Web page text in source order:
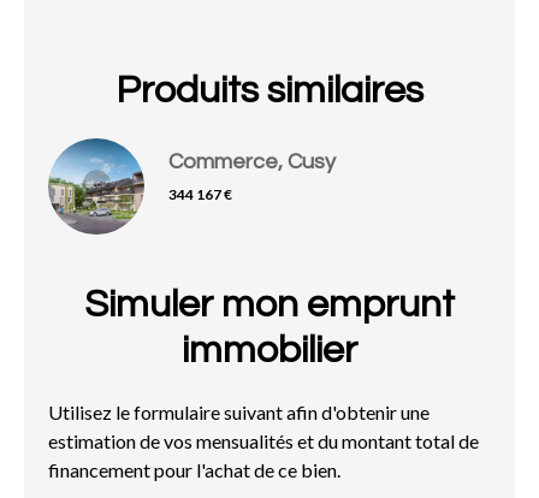
Produits similaires
Commerce, Cusy
344 167 €
Simuler mon emprunt
immobilier
Utilisez le formulaire suivant afin d'obtenir une
estimation de vos mensualités et du montant total de
financement pour l'achat de ce bien.